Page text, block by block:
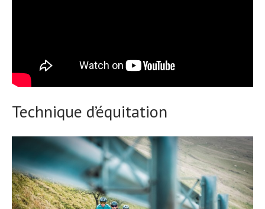
Technique d’équitation